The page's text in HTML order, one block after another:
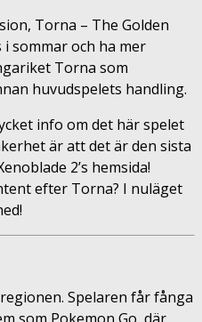
Torna – The Golden
sommar och ha mer
Torna som
huvudspelets handling.
info om det här spelet
är att det är den sista
2’s hemsida!
efter Torna? I nuläget
Spelaren får fånga